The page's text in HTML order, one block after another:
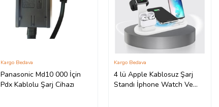
Panasonic Md10 000 İçin
Pdx Kablolu Şarj Cihazı
Kargo Bedava
4 lü Apple Kablosuz Şarj
Standı İphone Watch Ve
Kargo Bedava